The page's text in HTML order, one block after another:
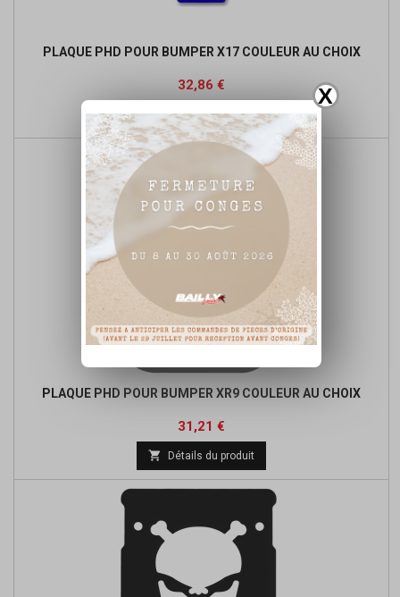
X
PLAQUE PHD POUR BUMPER X17 COULEUR AU CHOIX
Prix
32,86 €
 Détails du produit
PLAQUE PHD POUR BUMPER XR9 COULEUR AU CHOIX
Prix
31,21 €
base
 Détails du produit